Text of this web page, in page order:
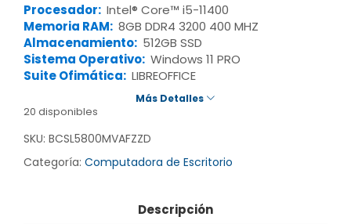
Procesador: Intel® Core™ i5-11400
Memoria RAM: 8GB DDR4 3200 400 MHZ
Almacenamiento: 512GB SSD
Sistema Operativo: Windows 11 PRO
Suite Ofimática: LIBREOFFICE
Más Detalles
20 disponibles
SKU: BCSL5800MVAFZZD
Categoría: Computadora de Escritorio
Descripción